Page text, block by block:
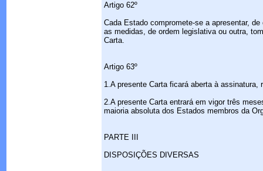
Artigo 62º
Cada Estado compromete-se a apresentar,
as medidas, de ordem legislativa ou outra,
Carta.
Artigo 63º
1.A presente Carta ficará aberta à
2.A presente Carta entrará em vigor três
maioria absoluta dos Estados membros da
PARTE III
DISPOSIÇÕES DIVERSAS